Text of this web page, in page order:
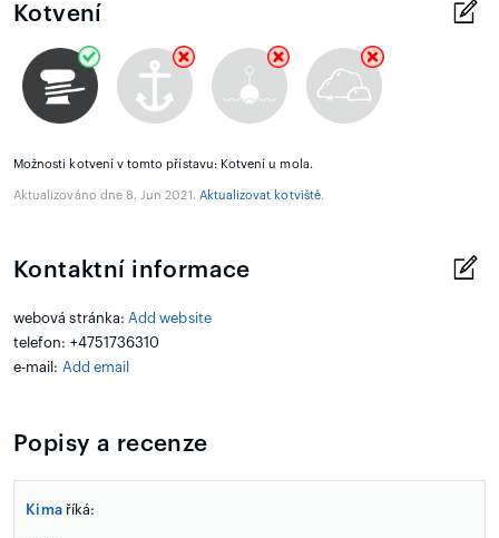
Kotvení
Možnosti kotvení v tomto přístavu: Kotvení u mola.
Aktualizováno dne 8. Jun 2021. Aktualizovat kotviště.
Kontaktní informace
webová stránka: Add website
telefon: +4751736310
e-mail: Add email
Popisy a recenze
Kima říká: